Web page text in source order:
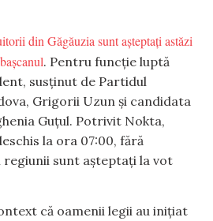
din Găgăuzia sunt așteptați astăzi
. Pentru funcție luptă
susținut de Partidul
Grigorii Uzun și candidata
Guțul. Potrivit Nokta,
la ora 07:00, fără
sunt așteptați la vot
că oamenii legii au inițiat